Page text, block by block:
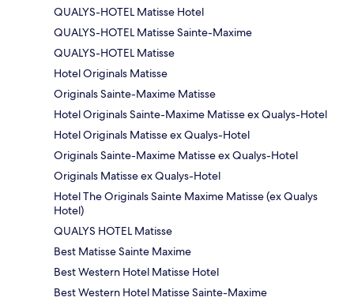
QUALYS-HOTEL Matisse Hotel
QUALYS-HOTEL Matisse Sainte-Maxime
QUALYS-HOTEL Matisse
Hotel Originals Matisse
Originals Sainte-Maxime Matisse
Hotel Originals Sainte-Maxime Matisse ex Qualys-Hotel
Hotel Originals Matisse ex Qualys-Hotel
Originals Sainte-Maxime Matisse ex Qualys-Hotel
Originals Matisse ex Qualys-Hotel
Hotel The Originals Sainte Maxime Matisse (ex Qualys
Hotel)
QUALYS HOTEL Matisse
Best Matisse Sainte Maxime
Best Western Hotel Matisse Hotel
Best Western Hotel Matisse Sainte-Maxime